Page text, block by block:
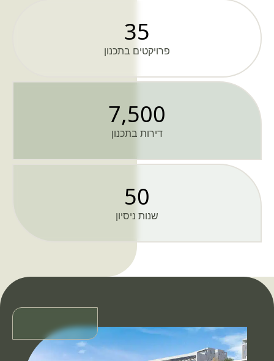
35
פרויקטים בתכנון
7,500
דירות בתכנון
50
שנות ניסיון